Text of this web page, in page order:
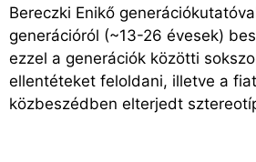
Bereczki Enikő
generációról (~13-26 évesek)
ezzel a generációk közötti
ellentéteket feloldani, illetve a
közbeszédben elterjedt